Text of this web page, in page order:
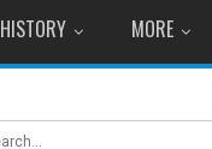
HISTORY MORE